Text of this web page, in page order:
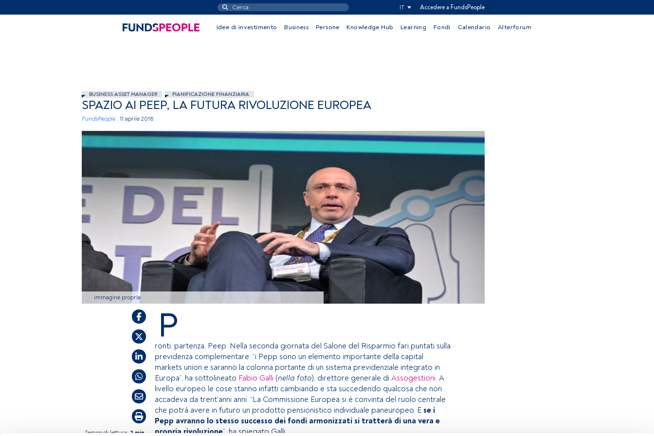
IT Accedere a FundsPeople
Idee di investimento Business Persone Knowledge Hub Learning Fondi Calendario Alterforum
BUSINESS ASSET MANAGER PIANIFICAZIONE FINANZIARIA
SPAZIO AI PEEP, LA FUTURA RIVOLUZIONE EUROPEA
FundsPeople . 11 aprile 2018
immagine propria
Tempo di lettura: 2 min.
P
ronti, partenza, Peep. Nella seconda giornata del Salone del Risparmio fari puntati sulla
previdenza complementare: “i Pepp sono un elemento importante della capital
markets union e saranno la colonna portante di un sistema previdenziale integrato in
Europa”, ha sottolineato Fabio Galli (nella foto), direttore generale di Assogestioni. A
livello europeo le cose stanno infatti cambiando e sta succedendo qualcosa che non
accadeva da trent'anni anni. “La Commissione Europea si è convinta del ruolo centrale
che potrà avere in futuro un prodotto pensionistico individuale paneuropeo. E se i
Pepp avranno lo stesso successo dei fondi armonizzati si tratterà di una vera e
propria rivoluzione”, ha spiegato Galli.